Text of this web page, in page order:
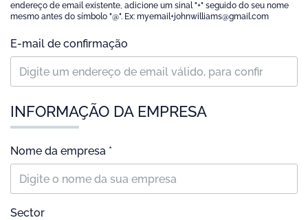
endereço de email existente, adicione um sinal "+" seguido do seu nome
mesmo antes do símbolo "@". Ex: myemail+johnwilliams@gmail.com
E-mail de confirmação
INFORMAÇÃO DA EMPRESA
Nome da empresa *
Sector